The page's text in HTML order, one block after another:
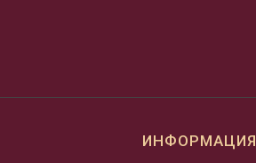
ИНФОРМАЦИЯ